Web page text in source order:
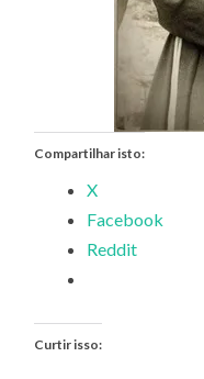
Compartilhar isto:
X
Facebook
Reddit
Curtir isso: